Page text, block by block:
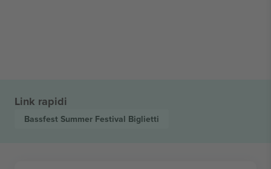
Link rapidi
Bassfest Summer Festival Biglietti